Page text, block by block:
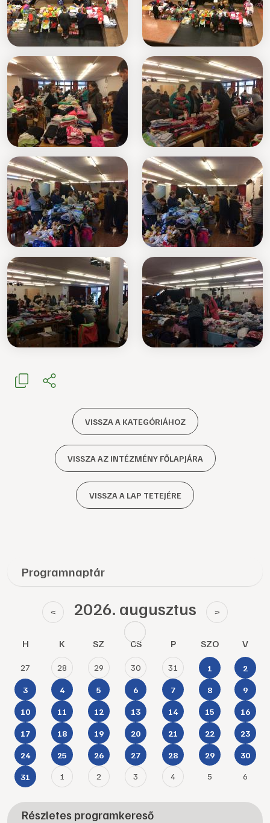
VISSZA A KATEGÓRIÁHOZ
VISSZA AZ INTÉZMÉNY FŐLAPJÁRA
VISSZA A LAP TETEJÉRE
Programnaptár
< 2026. augusztus >
H K SZ CS P SZO V
27 28 29 30 31 1 2
3 4 5 6 7 8 9
10 11 12 13 14 15 16
17 18 19 20 21 22 23
24 25 26 27 28 29 30
31 1 2 3 4 5 6
Részletes programkereső